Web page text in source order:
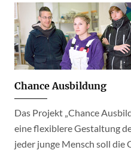
Chance Ausbildung
Das Projekt „Chance
eine flexiblere Gestaltung
jeder junge Mensch soll die